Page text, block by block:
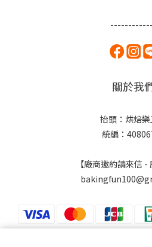
關於我
抬頭：烘焙
統編：
【廠商邀約請來信 -